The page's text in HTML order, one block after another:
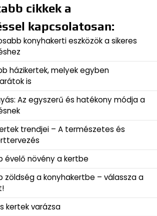
cikkek a
kapcsolatosan:
konyhakerti eszközök a sikeres
házikertek, melyek egyben
is
Az egyszerű és hatékony módja a
trendjei – A természetes és
évelő növény a kertbe
zöldség a konyhakertbe – válassza a
kertek varázsa